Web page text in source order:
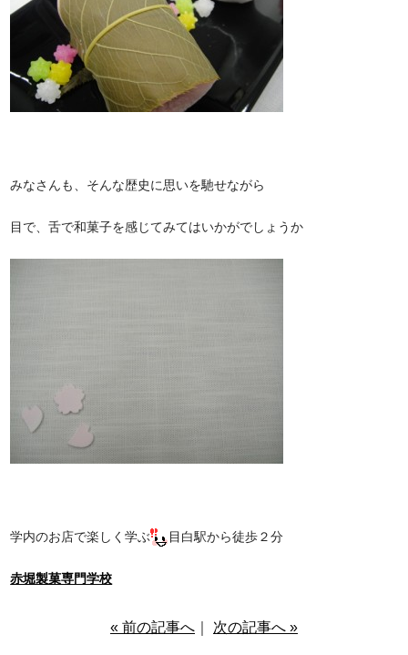
みなさんも、そんな歴史に思いを馳せながら
目で、舌で和菓子を感じてみてはいかがでしょうか
学内のお店で楽しく学ぶ 目白駅から徒歩２分
赤堀製菓専門学校
« 前の記事へ 次の記事へ »